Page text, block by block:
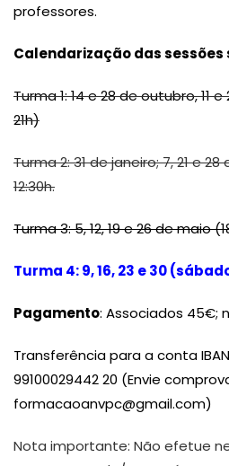
professores.
Calendarização das
Turma 1: 14 e 28 de outubro, 11
21h)
Turma 2: 31 de janeiro; 7, 21 e
12:30h.
Turma 3: 5, 12, 19 e 26 de maio
Turma 4: 9, 16, 23 e 30
Pagamento: Associados 45€;
Transferência para a conta
99100029442 20 (Envie
formacaoanvpc@gmail.com)
Nota importante: Não efetue